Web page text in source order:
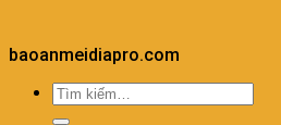
baoanmeidiapro.com